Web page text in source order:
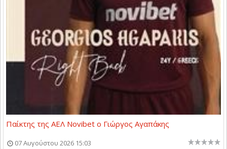
Παίκτης της ΑΕΛ Novibet ο Γιώργος Αγαπάκης
07 Αυγούστου 2026 15:03